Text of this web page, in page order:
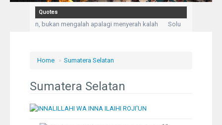
Profil
Galeri Foto
Quotes
bukan mengalah apalagi menyerah kalah
Solusi untuk
Home » Sumatera Selatan
Sumatera Selatan